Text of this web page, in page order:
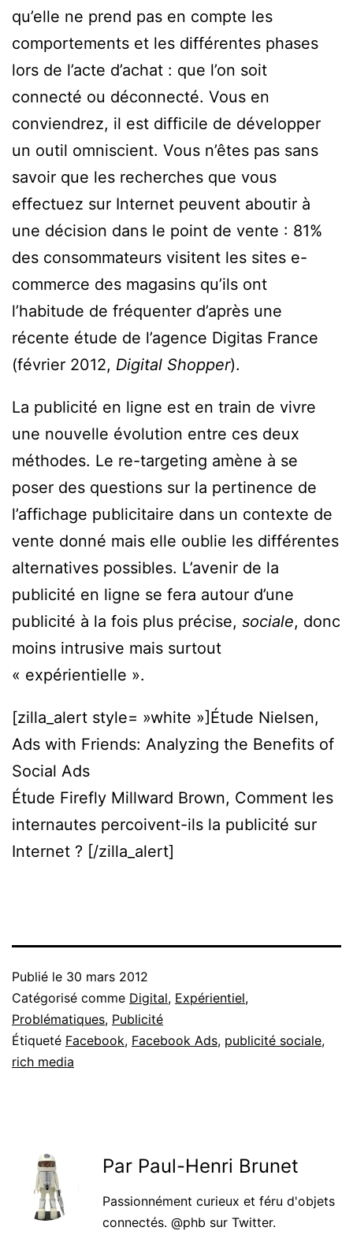
qu’elle ne prend pas en compte les
comportements et les différentes phases
lors de l’acte d’achat : que l’on soit
connecté ou déconnecté. Vous en
conviendrez, il est difficile de développer
un outil omniscient. Vous n’êtes pas sans
savoir que les recherches que vous
effectuez sur Internet peuvent aboutir à
une décision dans le point de vente : 81%
des consommateurs visitent les sites e-
commerce des magasins qu’ils ont
l’habitude de fréquenter d’après une
récente étude de l’agence Digitas France
(février 2012, Digital Shopper).
La publicité en ligne est en train de vivre
une nouvelle évolution entre ces deux
méthodes. Le re-targeting amène à se
poser des questions sur la pertinence de
l’affichage publicitaire dans un contexte de
vente donné mais elle oublie les différentes
alternatives possibles. L’avenir de la
publicité en ligne se fera autour d’une
publicité à la fois plus précise, sociale, donc
moins intrusive mais surtout
« expérientielle ».
[zilla_alert style= »white »]Étude Nielsen,
Ads with Friends: Analyzing the Benefits of
Social Ads
Étude Firefly Millward Brown, Comment les
internautes percoivent-ils la publicité sur
Internet ? [/zilla_alert]
Publié le 30 mars 2012
Catégorisé comme Digital, Expérientiel,
Problématiques, Publicité
Étiqueté Facebook, Facebook Ads, publicité sociale,
rich media
Par Paul-Henri Brunet
Passionnément curieux et féru d'objets
connectés. @phb sur Twitter.